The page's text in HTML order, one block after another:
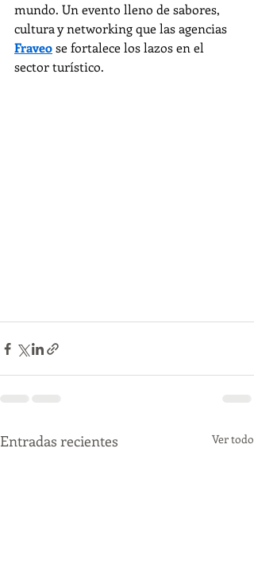
mundo. Un evento lleno de sabores,
cultura y networking que las agencias
Fraveo se fortalece los lazos en el
sector turístico.
Entradas recientes Ver todo